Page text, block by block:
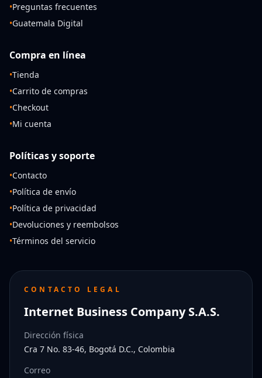
•Preguntas frecuentes
•Guatemala Digital
Compra en línea
•Tienda
•Carrito de compras
•Checkout
•Mi cuenta
Políticas y soporte
•Contacto
•Política de envío
•Política de privacidad
•Devoluciones y reembolsos
•Términos del servicio
CONTACTO LEGAL
Internet Business Company S.A.S.
Dirección física
Cra 7 No. 83-46, Bogotá D.C., Colombia
Correo